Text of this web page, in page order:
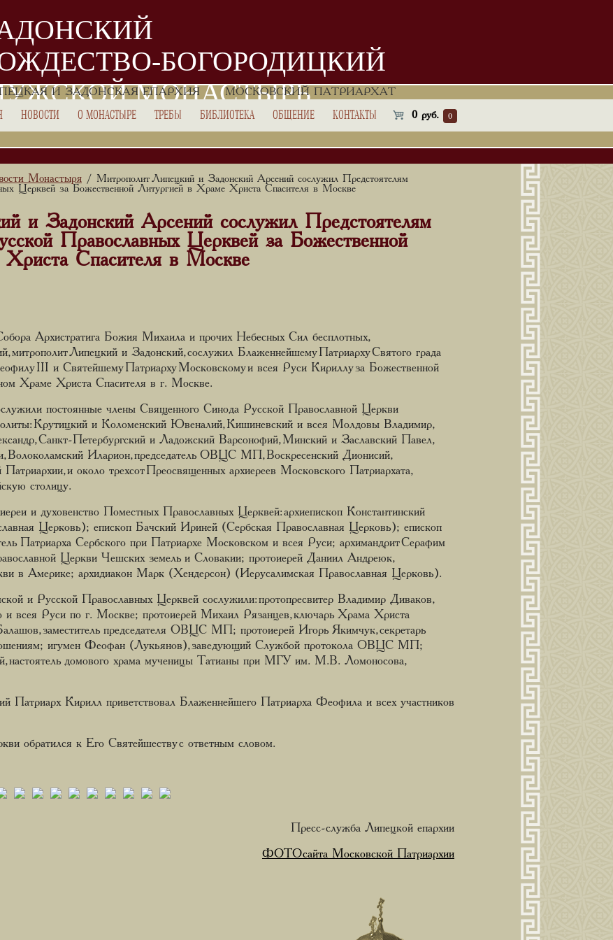
БОГОРОДИЦКИЙ
МОНАСТЫРЬ
И ЗАДОНСКАЯ ЕПАРХИЯ МОСКОВСКИЙ ПАТРИАРХАТ
НОВОСТИ О МОНАСТЫРЕ ТРЕБЫ БИБЛИОТЕКА ОБЩЕНИЕ КОНТАКТЫ 0 руб. 0
Монастыря / Митрополит Липецкий и Задонский Арсений сослужил Предстоятелям
Церквей за Божественной Литургией в Храме Христа Спасителя в Москве
и Задонский Арсений сослужил Предстоятелям
Православных Церквей за Божественной
Спасителя в Москве
Архистратига Божия Михаила и прочих Небесных Сил бесплотных,
митрополит Липецкий и Задонский, сослужил Блаженнейшему Патриарху Святого града
III и Святейшему Патриарху Московскому и всея Руси Кириллу за Божественной
Храме Христа Спасителя в г. Москве.
постоянные члены Священного Синода Русской Православной Церкви
Крутицкий и Коломенский Ювеналий, Кишиневский и всея Молдовы Владимир,
Санкт-Петербургский и Ладожский Варсонофий, Минский и Заславский Павел,
Волоколамский Иларион, председатель ОВЦС МП, Воскресенский Дионисий,
и около трехсот Преосвященных архиереев Московского Патриархата,
столицу.
и духовенство Поместных Православных Церквей: архиепископ Константинский
Церковь); епископ Бачский Ириней (Сербская Православная Церковь); епископ
Патриарха Сербского при Патриархе Московском и всея Руси; архимандрит Серафим
Церкви Чешских земель и Словакии; протоиерей Даниил Андреюк,
в Америке; архидиакон Марк (Хендерсон) (Иерусалимская Православная Церковь).
и Русской Православных Церквей сослужили: протопресвитер Владимир Диваков,
и всея Руси по г. Москве; протоиерей Михаил Рязанцев, ключарь Храма Христа
заместитель председателя ОВЦС МП; протоиерей Игорь Якимчук, секретарь
игумен Феофан (Лукьянов), заведующий Службой протокола ОВЦС МП;
настоятель домового храма мученицы Татианы при МГУ им. М.В. Ломоносова,
Патриарх Кирилл приветствовал Блаженнейшего Патриарха Феофила и всех участников
обратился к Его Святейшеству с ответным словом.
Пресс-служба Липецкой епархии
ФОТО сайта Московской Патриархии